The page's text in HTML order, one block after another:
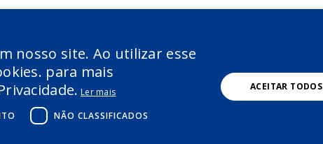
BY
nosso site. Ao utilizar esse
para mais
Ler mais
NÃO CLASSIFICADOS
ACEITAR TODOS